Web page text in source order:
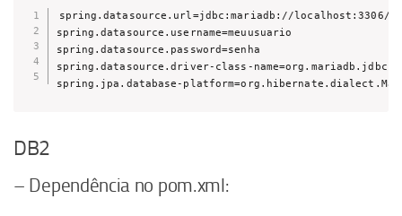
spring.datasource.url=jdbc:mariadb://localhost:3306/
spring.datasource.username=meuusuario
spring.datasource.password=senha
spring.datasource.driver-class-
spring.jpa.database-
DB2
– Dependência no pom.xml: